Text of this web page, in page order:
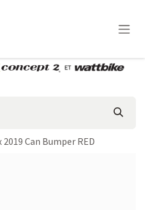
2019 Can Bumper RED